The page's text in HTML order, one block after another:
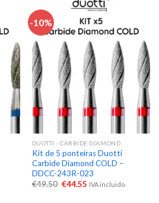
-10%
DUOTTI - CARBIDE DIAMOND
Kit de 5 ponteiras Duotti
Carbide Diamond COLD –
DDCC-243R-023
€49.50 €44.55 IVA incluido